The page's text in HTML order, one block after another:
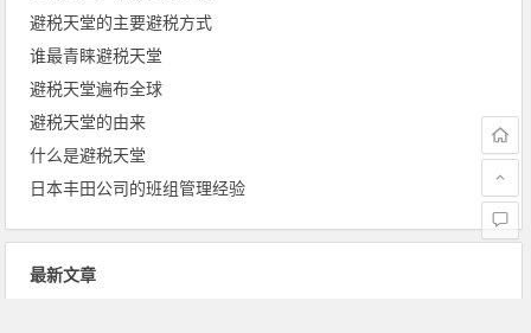
避税天堂的主要避税方式
谁最青睐避税天堂
避税天堂遍布全球
避税天堂的由来
什么是避税天堂
日本丰田公司的班组管理经验
最新文章